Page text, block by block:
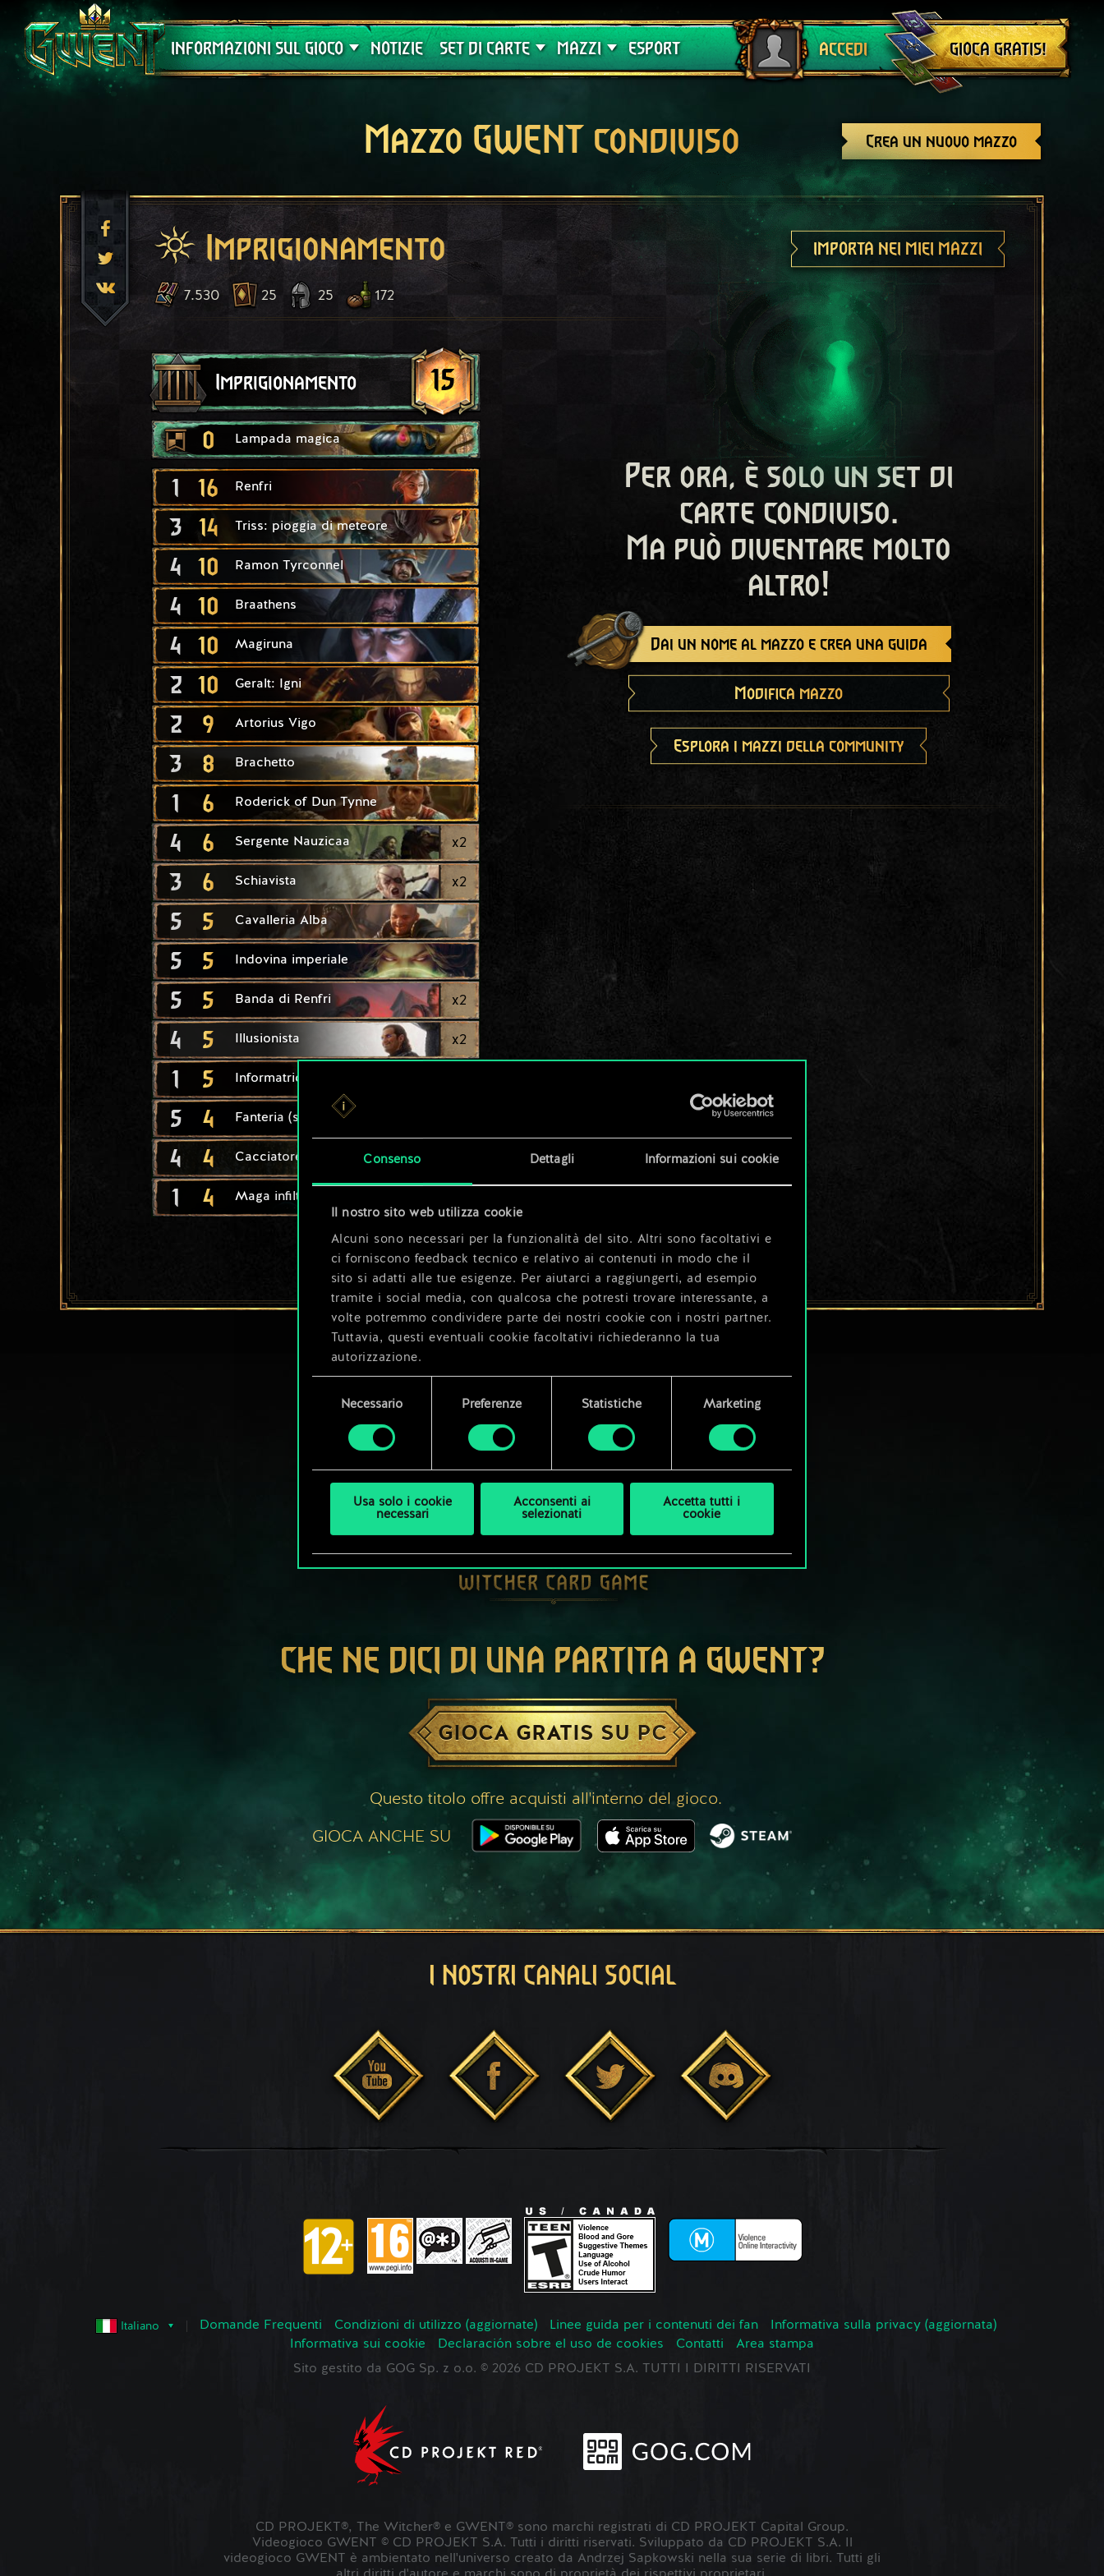
Consenso Dettagli Informazioni sui cookie
Il nostro sito web utilizza cookie
Alcuni sono necessari per la funzionalità del sito. Altri sono facoltativi e
ci forniscono feedback tecnico e relativo ai contenuti in modo che il
sito si adatti alle tue esigenze. Per aiutarci a raggiungerti, ad esempio
tramite i social media, con qualcosa che potresti trovare interessante, a
volte potremmo condividere parte dei nostri cookie con i nostri partner.
Tuttavia, questi eventuali cookie facoltativi richiederanno la tua
autorizzazione.
Tutti i dettagli su come utilizziamo i cookie e su come impostare le tue
consenso
Necessario Preferenze Statistiche Marketing
Usa solo i cookie
necessari
Acconsenti ai
selezionati
Accetta tutti i
cookie
INFORMAZIONI SUL GIOCO
Assistenza
NOTIZIE SET DI CARTE
Crimson Curse
MAZZI
Guide
ESPORT ACCEDI
Esci
GIOCA GRATIS!
Crea un nuovo mazzo
Mazzo GWENT condiviso
Imprigionamento IMPORTA NEI MIEI MAZZI
7.530 25 25 172
Imprigionamento 15
0 Lampada magica
1 16 Renfri
3 14 Triss: pioggia di meteore
4 10 Ramon Tyrconnel
4 10 Braathens
4 10 Magiruna
2 10 Geralt: Igni
2 9 Artorius Vigo
3 8 Brachetto
1 6 Roderick of Dun Tynne
4 6 Sergente Nauzicaa x2
3 6 Schiavista x2
5 5 Cavalleria Alba
5 5 Indovina imperiale
5 5 Banda di Renfri x2
4 5 Illusionista x2
1 5 Informatrice di corte
5 4 Fanteria (schiavi)
4 4 Cacciatore (schiavi)
1 4 Maga infiltratrice
Per ora, è solo un set di
carte condiviso.
Ma può diventare molto
altro!
Dai un nome al mazzo e crea una guida
Modifica mazzo
Esplora i mazzi della community
CHE NE DICI DI UNA PARTITA A GWENT?
GIOCA GRATIS SU PC
Questo titolo offre acquisti all'interno del gioco.
GIOCA ANCHE SU
I NOSTRI CANALI SOCIAL
Italiano Domande Frequenti Condizioni di utilizzo (aggiornate) Linee guida per i contenuti dei fan
Informativa sulla privacy (aggiornata)
Informativa sui cookie
Declaración sobre el uso de cookies Contatti
Area stampa
Sito gestito da GOG Sp. z o.o. © 2026 CD PROJEKT S.A. TUTTI I DIRITTI RISERVATI
CD PROJEKT®, The Witcher® e GWENT® sono marchi registrati di CD PROJEKT Capital Group.
Videogioco GWENT © CD PROJEKT S.A. Tutti i diritti riservati. Sviluppato da CD PROJEKT S.A. Il
videogioco GWENT è ambientato nell'universo creato da Andrzej Sapkowski nella sua serie di libri. Tutti gli